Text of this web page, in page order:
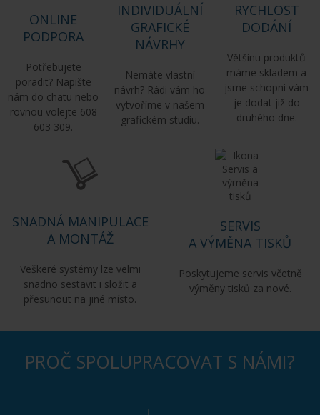
ONLINE
PODPORA
Potřebujete
poradit? Napište
nám do chatu nebo
rovnou volejte 608
603 309.
INDIVIDUÁLNÍ
GRAFICKÉ
NÁVRHY
Nemáte vlastní
návrh? Rádi vám ho
vytvoříme v našem
grafickém studiu.
RYCHLOST
DODÁNÍ
Většinu produktů
máme skladem a
jsme schopni vám
je dodat již do
druhého dne.
SNADNÁ MANIPULACE
A MONTÁŽ
Veškeré systémy lze velmi
snadno sestavit i složit a
přesunout na jiné místo.
SERVIS
A VÝMĚNA TISKŮ
Poskytujeme servis včetně
výměny tisků za nové.
PROČ SPOLUPRACOVAT S NÁMI?